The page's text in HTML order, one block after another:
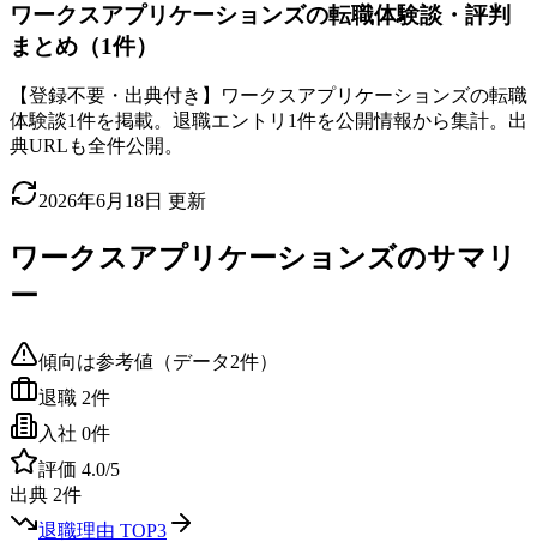
ワークスアプリケーションズの転職体験談・評判
まとめ（1件）
【登録不要・出典付き】ワークスアプリケーションズの転職
体験談1件を掲載。退職エントリ1件を公開情報から集計。出
典URLも全件公開。
2026年6月18日 更新
ワークスアプリケーションズのサマリ
ー
傾向は参考値（データ2件）
退職 2件
入社 0件
評価 4.0/5
出典 2件
退職理由 TOP3